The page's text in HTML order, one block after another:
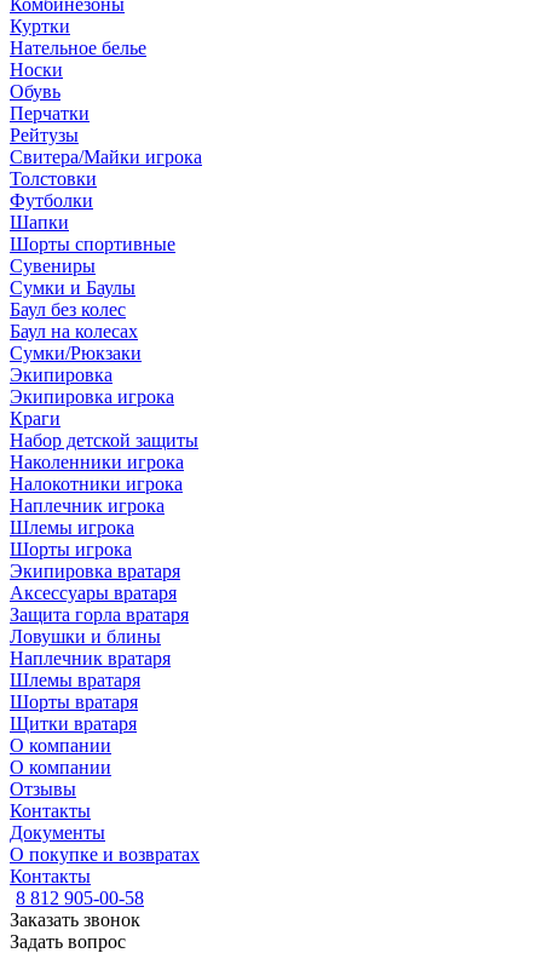
Комбинезоны
Куртки
Нательное белье
Носки
Обувь
Перчатки
Рейтузы
Свитера/Майки игрока
Толстовки
Футболки
Шапки
Шорты спортивные
Сувениры
Сумки и Баулы
Баул без колес
Баул на колесах
Сумки/Рюкзаки
Экипировка
Экипировка игрока
Краги
Набор детской защиты
Наколенники игрока
Налокотники игрока
Наплечник игрока
Шлемы игрока
Шорты игрока
Экипировка вратаря
Аксессуары вратаря
Защита горла вратаря
Ловушки и блины
Наплечник вратаря
Шлемы вратаря
Шорты вратаря
Щитки вратаря
О компании
О компании
Отзывы
Контакты
Документы
О покупке и возвратах
Контакты
8 812 905-00-58
Заказать звонок
Задать вопрос